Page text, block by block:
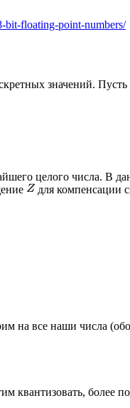
bit-floating-point-numbers/
значений. Пусть
целого числа. В
для компенсации
на все наши числа
квантизовать, более